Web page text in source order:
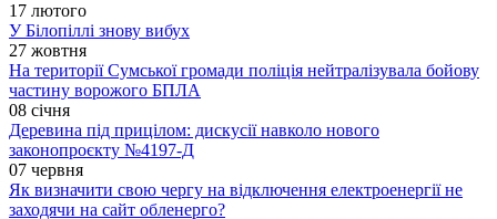
17 лютого
У Білопіллі знову вибух
27 жовтня
На території Сумської громади поліція нейтралізувала бойову
частину ворожого БПЛА
08 січня
Деревина під прицілом: дискусії навколо нового
законопроєкту №4197-Д
07 червня
Як визначити свою чергу на відключення електроенергії не
заходячи на сайт обленерго?